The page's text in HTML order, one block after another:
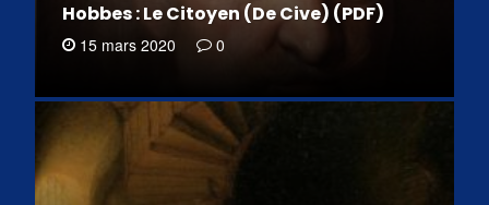
Hobbes : Le Citoyen (De Cive) (PDF)
15 mars 2020 0